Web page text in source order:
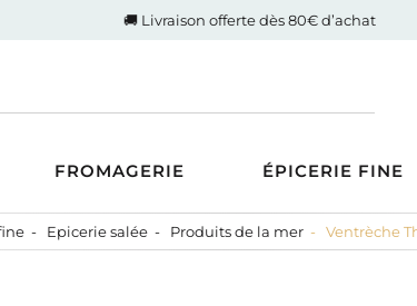
🚚 Livraison offerte dès 80€ d’achat
Gigot de Drôme-
FROMAGERIE
Rhône-Alpes
ÉPICERIE FINE
Epicerie salée Produits de la mer Ventrèche